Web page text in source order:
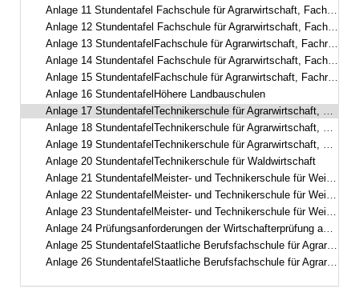
Anlage 11 Stundentafel Fachschule für Agrarwirtschaft, Fachrichtung Gartenbau, Fachgebiet Staudengärtnerei/Management und Gestaltung
Anlage 12 Stundentafel Fachschule für Agrarwirtschaft, Fachrichtung Gartenbau, Fachgebiet Gemüsebau
Anlage 13 StundentafelFachschule für Agrarwirtschaft, Fachrichtung ökologischer Landbau
Anlage 14 Stundentafel Fachschule für Agrarwirtschaft, Fachrichtung Milchwirtschaft und Molkereiwesen
Anlage 15 StundentafelFachschule für Agrarwirtschaft, Fachrichtung Milchwirtschaftliches Laborwesen
Anlage 16 StundentafelHöhere Landbauschulen
Anlage 17 StundentafelTechnikerschule für Agrarwirtschaft, Fachrichtung Landwirtschaft
Anlage 18 StundentafelTechnikerschule für Agrarwirtschaft, Fachrichtung Milchwirtschaft und Molkereiwesen
Anlage 19 StundentafelTechnikerschule für Agrarwirtschaft, Fachrichtung Ernährungs- und Versorgungsmanagement
Anlage 20 StundentafelTechnikerschule für Waldwirtschaft
Anlage 21 StundentafelMeister- und Technikerschule für Weinbau und Gartenbau, Fachrichtung Gartenbau Schwerpunkt Zierpflanzenbau und Baumschule
Anlage 22 StundentafelMeister- und Technikerschule für Weinbau und Gartenbau, Fachrichtung Garten- und Landschaftsbau
Anlage 23 StundentafelMeister- und Technikerschule für Weinbau und Gartenbau, Fachrichtung Weinbau und Oenologie
Anlage 24 Prüfungsanforderungen der Wirtschafterprüfung an der Meister- und Technikerschule für Weinbau und Gartenbau
Anlage 25 StundentafelStaatliche Berufsfachschule für Agrartechnische Assistentinnen und Assistenten, Fachrichtung Lebensmittel – Pflanze – Umwelt
Anlage 26 StundentafelStaatliche Berufsfachschule für Agrartechnische Assistentinnen und Assistenten, Fachrichtung Biotechnologie